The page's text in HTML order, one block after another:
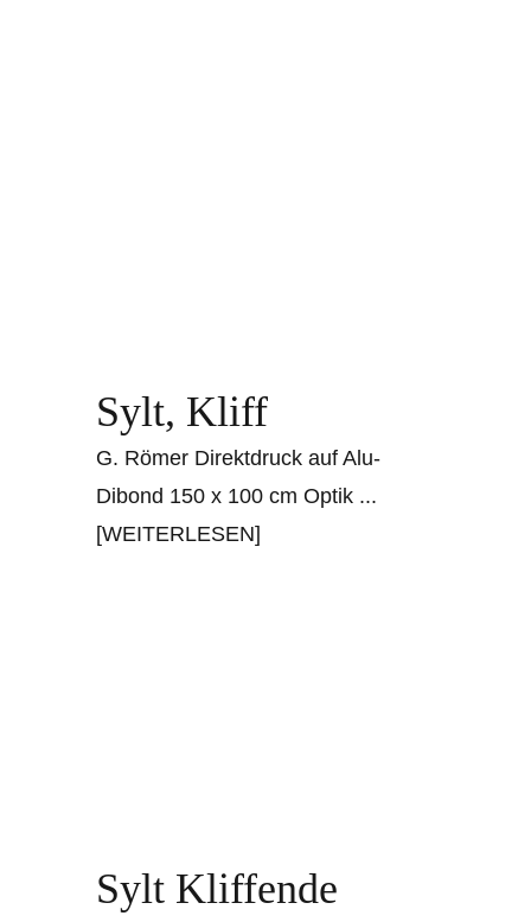
Sylt, Kliff
G. Römer Direktdruck auf Alu-
Dibond 150 x 100 cm Optik ...
[WEITERLESEN]
Sylt Kliffende